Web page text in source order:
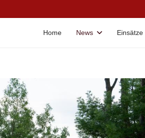
Home News Einsätze